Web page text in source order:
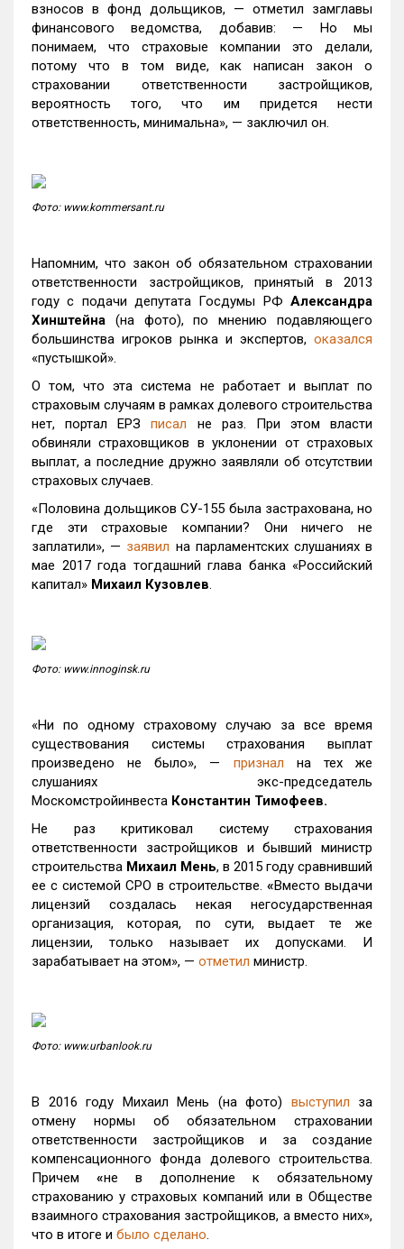
взносов в фонд дольщиков, — отметил замглавы
финансового ведомства, добавив: — Но мы
понимаем, что страховые компании это делали,
потому что в том виде, как написан закон о
страховании ответственности застройщиков,
вероятность того, что им придется нести
ответственность, минимальна», — заключил он.
Фото: www.kommersant.ru
Напомним, что закон об обязательном страховании
ответственности застройщиков, принятый в 2013
году с подачи депутата Госдумы РФ Александра
Хинштейна (на фото), по мнению подавляющего
большинства игроков рынка и экспертов, оказался
«пустышкой».
О том, что эта система не работает и выплат по
страховым случаям в рамках долевого строительства
нет, портал ЕРЗписал не раз. При этом власти
обвиняли страховщиков в уклонении от страховых
выплат, а последние дружно заявляли об отсутствии
страховых случаев.
«Половина дольщиков СУ-155 была застрахована, но
где эти страховые компании? Они ничего не
заплатили», — заявил на парламентских слушаниях в
мае 2017 года тогдашний глава банка «Российский
капитал» Михаил Кузовлев.
Фото: www.innoginsk.ru
«Ни по одному страховому случаю за все время
существования системы страхования выплат
произведено не было», — признал на тех же
слушаниях экс-председатель
Москомстройинвеста Константин Тимофеев.
Не раз критиковал систему страхования
ответственности застройщиков и бывший министр
строительства Михаил Мень, в 2015 году сравнивший
ее с системой СРО в строительстве. «Вместо выдачи
лицензий создалась некая негосударственная
организация, которая, по сути, выдает те же
лицензии, только называет их допусками. И
зарабатывает на этом», — отметил министр.
Фото: www.urbanlook.ru
В 2016 году Михаил Мень (на фото) выступил за
отмену нормы об обязательном страховании
ответственности застройщиков и за создание
компенсационного фонда долевого строительства.
Причем «не в дополнение к обязательному
страхованию у страховых компаний или в Обществе
взаимного страхования застройщиков, а вместо них»,
что в итоге и было сделано.